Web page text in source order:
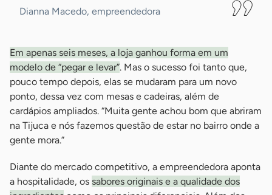
Dianna Macedo, empreendedora
Em apenas seis meses, a loja ganhou forma em um
modelo de “pegar e levar”. Mas o sucesso foi tanto que,
pouco tempo depois, elas se mudaram para um novo
ponto, dessa vez com mesas e cadeiras, além de
cardápios ampliados. “Muita gente achou bom que abriram
na Tijuca e nós fazemos questão de estar no bairro onde a
gente mora.”
Diante do mercado competitivo, a empreendedora aponta
a hospitalidade, os sabores originais e a qualidade dos